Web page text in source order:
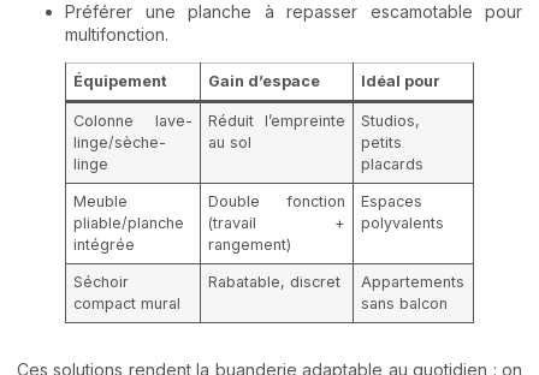
Préférer une planche à repasser escamotable pour
multifonction.
Équipement Gain d’espace Idéal pour
Colonne lave-
linge/sèche-
linge
Réduit l’empreinte
au sol
Studios,
petits
placards
Meuble
pliable/planche
intégrée
Double fonction
(travail +
rangement)
Espaces
polyvalents
Séchoir
compact mural
Rabatable, discret
Appartements
sans balcon
Ces solutions rendent la buanderie adaptable au quotidien : on